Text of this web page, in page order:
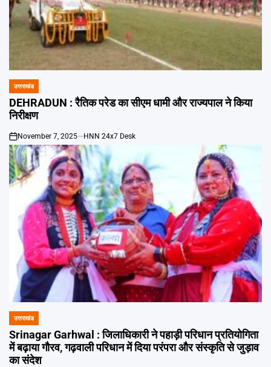
POSTED
IN
उत्तराखंड
DEHRADUN : रैतिक परेड का सीएम धामी और राज्यपाल ने किया
निरीक्षण
on
November 7, 2025 HNN 24x7 Desk
POSTED
IN
उत्तराखंड
Srinagar Garhwal : जिलाधिकारी ने पहाड़ी परिधान प्रतियोगिता
में बढ़ाया गौरव, गढ़वाली परिधान में दिया परंपरा और संस्कृति से जुड़ाव
का संदेश